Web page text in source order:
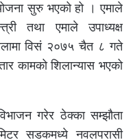
सुरु भएको हो । एमाले
तथा एमाले उपाध्यक्ष
विसं २०७५ चैत ८ गते
कामको शिलान्यास भएको
गरेर ठेक्का सम्झौता
सडकमध्ये नवलपरासी